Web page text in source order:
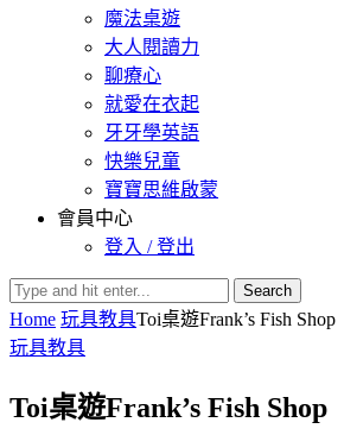
魔法桌遊
大人閱讀力
聊療心
就愛在衣起
牙牙學英語
快樂兒童
寶寶思維啟蒙
會員中心
登入 / 登出
Search
Home 玩具教具Toi桌遊Frank’s Fish Shop
玩具教具
Toi桌遊Frank’s Fish Shop